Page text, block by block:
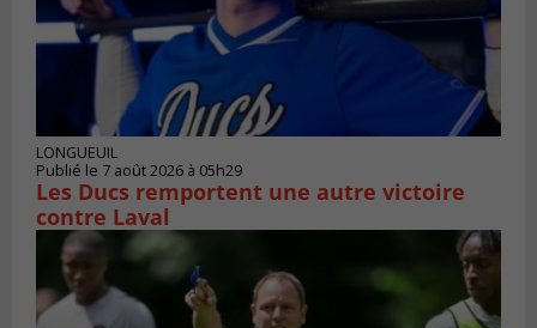
LONGUEUIL
Publié le 7 août 2026 à 05h29
Les Ducs remportent une autre victoire
contre Laval